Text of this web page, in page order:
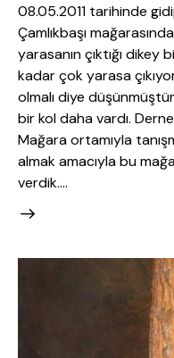
08.05.2011 tarihinde
Çamlıkbaşı
yarasanın çıktığı dikey
kadar çok yarasa
olmalı diye
bir kol daha vardı.
Mağara ortamıyla
almak amacıyla bu
verdik.…